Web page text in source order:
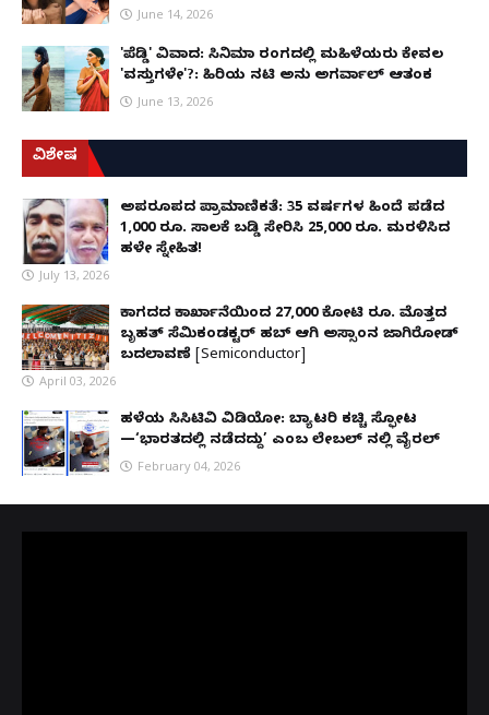
June 14, 2026
'ಪೆಡ್ಡಿ' ವಿವಾದ: ಸಿನಿಮಾ ರಂಗದಲ್ಲಿ ಮಹಿಳೆಯರು ಕೇವಲ
'ವಸ್ತುಗಳೇ'?: ಹಿರಿಯ ನಟಿ ಅನು ಅಗರ್ವಾಲ್ ಆತಂಕ
June 13, 2026
ವಿಶೇಷ
ಅಪರೂಪದ ಪ್ರಾಮಾಣಿಕತೆ: 35 ವರ್ಷಗಳ ಹಿಂದೆ ಪಡೆದ
1,000 ರೂ. ಸಾಲಕ್ಕೆ ಬಡ್ಡಿ ಸೇರಿಸಿ 25,000 ರೂ. ಮರಳಿಸಿದ
ಹಳೇ ಸ್ನೇಹಿತ!
July 13, 2026
ಕಾಗದದ ಕಾರ್ಖಾನೆಯಿಂದ 27,000 ಕೋಟಿ ರೂ. ಮೊತ್ತದ
ಬೃಹತ್ ಸೆಮಿಕಂಡಕ್ಟರ್ ಹಬ್ ಆಗಿ ಅಸ್ಸಾಂನ ಜಾಗಿರೋಡ್
ಬದಲಾವಣೆ [Semiconductor]
April 03, 2026
ಹಳೆಯ ಸಿಸಿಟಿವಿ ವಿಡಿಯೋ: ಬ್ಯಾಟರಿ ಕಚ್ಚಿ ಸ್ಫೋಟ
—‘ಭಾರತದಲ್ಲಿ ನಡೆದದ್ದು’ ಎಂಬ ಲೇಬಲ್ ನಲ್ಲಿ ವೈರಲ್
February 04, 2026